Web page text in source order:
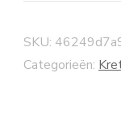
SKU:
Categorieën: